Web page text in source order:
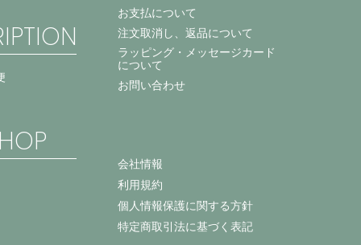
お支払について
注文取消し、返品について
ラッピング・メッセージカード
について
お問い合わせ
会社情報
利用規約
個人情報保護に関する方針
特定商取引法に基づく表記